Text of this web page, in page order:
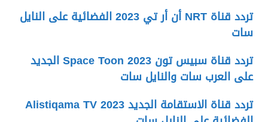
تردد قناة NRT أن أر تي 2023 الفضائية على النايل
سات
تردد قناة سبيس تون Space Toon 2023 الجديد
على العرب سات والنايل سات
تردد قناة الاستقامة الجديد 2023 Alistiqama TV